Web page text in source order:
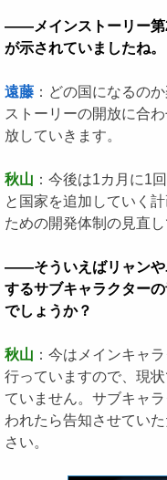
――メインストーリー第
が示されていましたね。
遠藤 ：どの国になるの
ストーリーの開放に合
放していきます。
秋山 ：今後は1カ月に1
と国家を追加していく
ための開発体制の見直し
――そういえばリャンや
するサブキャラクター
でしょうか？
秋山 ：今はメインキャ
行っていますので、現
ていません。サブキャ
われたら告知させてい
さい。